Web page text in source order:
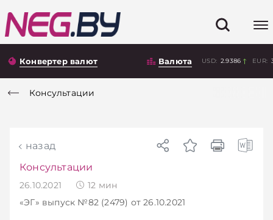
Конвертер валют Валюта USD: 2.9386 EUR:
Консультации
назад
Консультации
26.10.2021 12 мин
«ЭГ» выпуск №82 (2479) от 26.10.2021